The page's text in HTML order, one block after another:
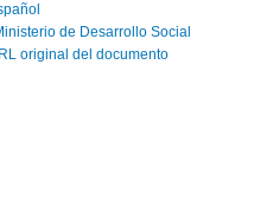
de Desarrollo Social
original del documento